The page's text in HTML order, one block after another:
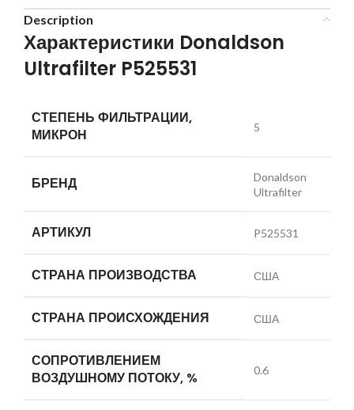
Description
Характеристики Donaldson
Ultrafilter P525531
СТЕПЕНЬ ФИЛЬТРАЦИИ,
МИКРОН
5
БРЕНД
Donaldson
Ultrafilter
АРТИКУЛ P525531
СТРАНА ПРОИЗВОДСТВА США
СТРАНА ПРОИСХОЖДЕНИЯ США
СОПРОТИВЛЕНИЕМ
ВОЗДУШНОМУ ПОТОКУ, %
0.6